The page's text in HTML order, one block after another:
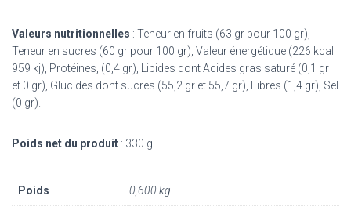
Valeurs nutritionnelles : Teneur en fruits (63 gr pour 100 gr),
Teneur en sucres (60 gr pour 100 gr), Valeur énergétique (226 kcal
959 kj), Protéines, (0,4 gr), Lipides dont Acides gras saturé (0,1 gr
et 0 gr), Glucides dont sucres (55,2 gr et 55,7 gr), Fibres (1,4 gr), Sel
(0 gr).
Poids net du produit : 330 g
Poids 0,600 kg